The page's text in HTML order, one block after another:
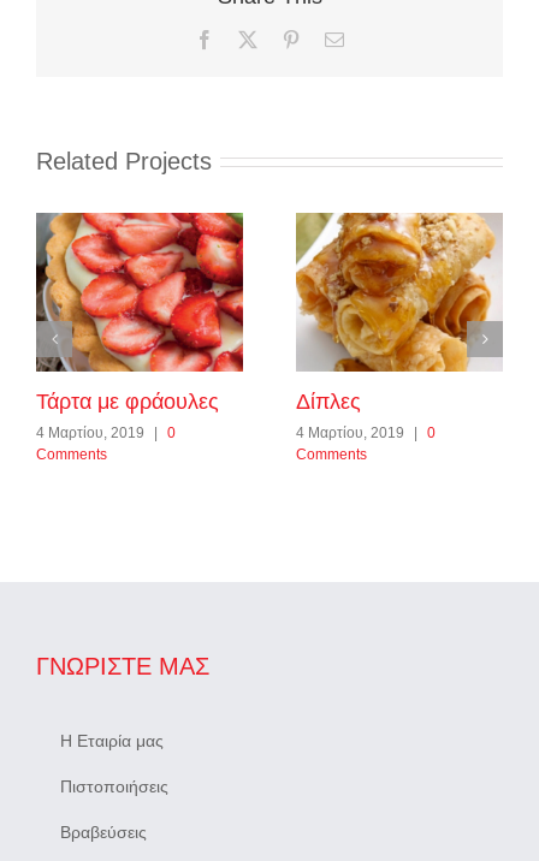
Facebook PinterestEmail
Related Projects
Τάρτα με φράουλες
4 Μαρτίου, 2019 |
0
Comments
Δίπλες
4 Μαρτίου, 2019 |
0
Comments
ΓΝΩΡΊΣΤΕ ΜΑΣ
Η Εταιρία μας
Πιστοποιήσεις
Βραβεύσεις